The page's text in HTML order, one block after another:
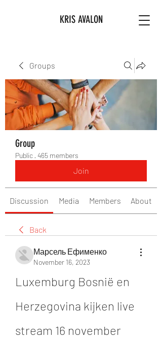
KRIS AVALON
Groups
Group
Public · 465 members
Join
Discussion Media Members About
Back
Марсель Ефименко
November 16, 2023
Luxemburg Bosnië en
Herzegovina kijken live
stream 16 november